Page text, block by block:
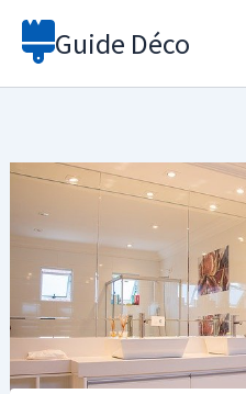
Aller
Guide Déco